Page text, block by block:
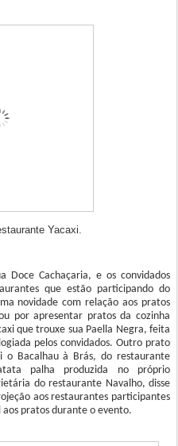
Yacaxi.
Doce Cachaçaria, e os convidados
que estão participando do
novidade com relação aos pratos
por apresentar pratos da cozinha
que trouxe sua Paella Negra, feita
pelos convidados. Outro prato
o Bacalhau à Brás, do restaurante
palha produzida no próprio
do restaurante Navalho, disse
aos restaurantes participantes
aos pratos durante o evento.